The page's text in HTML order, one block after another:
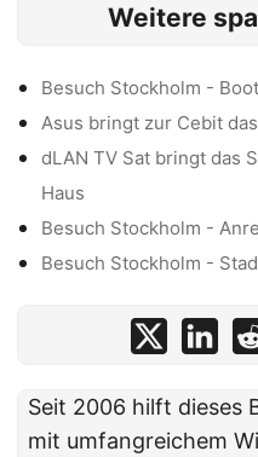
Weitere
Besuch Stockholm -
Asus bringt zur Cebit
dLAN TV Sat bringt das
Haus
Besuch Stockholm -
Besuch Stockholm -
Seit 2006 hilft dieses
mit umfangreichem